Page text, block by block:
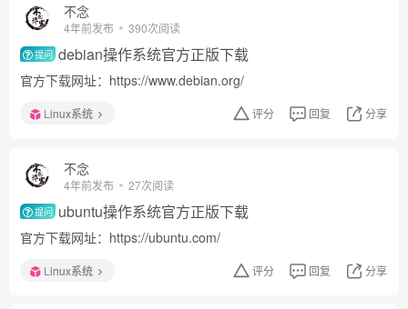
不念
4年前发布 390次阅读
提问 debian操作系统官方正版下载
官方下载网址：https://www.debian.org/
Linux系统 评分 回复 分享
不念
4年前发布 27次阅读
提问 ubuntu操作系统官方正版下载
官方下载网址：https://ubuntu.com/
Linux系统 评分 回复 分享